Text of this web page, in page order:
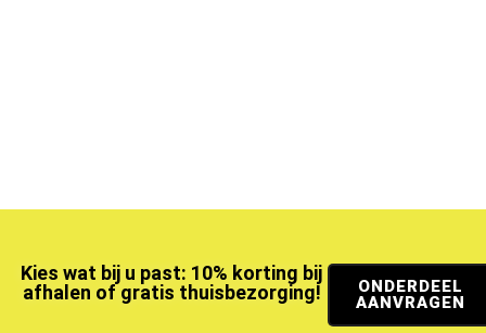
Kies wat bij u past: 10% korting bij
afhalen of gratis thuisbezorging!
ONDERDEEL
AANVRAGEN